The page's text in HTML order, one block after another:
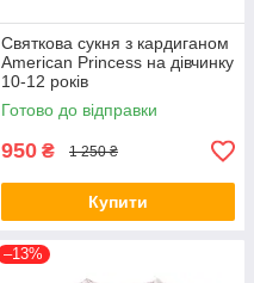
Святкова сукня з кардиганом
American Princess на дівчинку
10-12 років
Готово до відправки
950 ₴ 1 250 ₴
Купити
–13%